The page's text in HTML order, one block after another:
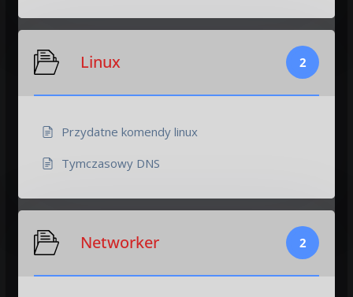
Linux 2
Przydatne komendy linux
Tymczasowy DNS
Networker 2